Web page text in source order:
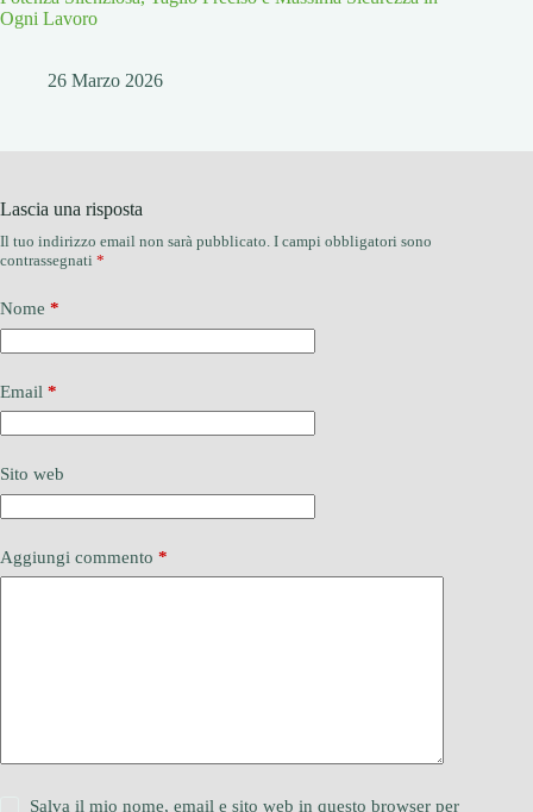
Ogni Lavoro
26 Marzo 2026
Lascia una risposta
Il tuo indirizzo email non sarà pubblicato. I campi obbligatori sono
contrassegnati *
Nome *
Email *
Sito web
Aggiungi commento *
Salva il mio nome, email e sito web in questo browser per